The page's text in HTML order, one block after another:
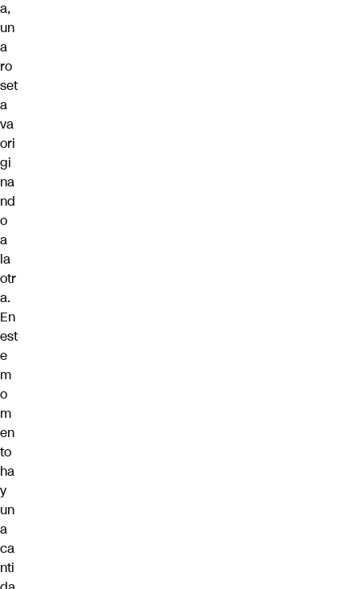
a,
un
a
ro
set
a
va
ori
gi
na
nd
o
a
la
otr
a.
En
est
e
m
o
m
en
to
ha
y
un
a
ca
nti